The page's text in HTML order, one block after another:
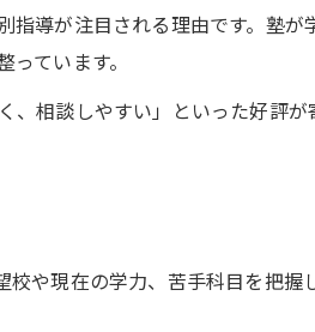
指導が注目される理由です。塾が
ています。
、相談しやすい」といった好評が
や現在の学力、苦手科目を把握